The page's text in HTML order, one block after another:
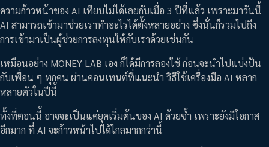
ความก้าวหน้าของ AI เทียบไม่ได้เลยกับเมื่อ 3 ปีที่แล้ว เพราะมาวันนี้
AI สามารถเข้ามาช่วยเราทำอะไรได้ตั้งหลายอย่าง ซึ่งนั่นก็รวมไปถึง
การเข้ามาเป็นผู้ช่วยการลงทุนให้กับเราด้วยเช่นกัน
เหมือนอย่าง MONEY LAB เอง ก็ได้มีการลองใช้ ก่อนจะนำไปแบ่งปัน
กับเพื่อน ๆ ทุกคน ผ่านคอนเทนต์ที่แนะนำ วิธีใช้เครื่องมือ AI หลาก
หลายตัวในปีนี้
ทั้งที่ตอนนี้ อาจจะเป็นแค่ยุคเริ่มต้นของ AI ด้วยซ้ำ เพราะยังมีโอกาส
อีกมาก ที่ AI จะก้าวหน้าไปได้ไกลมากกว่านี้